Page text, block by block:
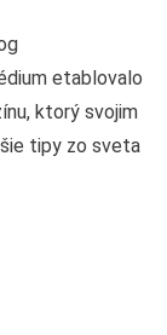
etablovalo
ktorý svojim
tipy zo sveta